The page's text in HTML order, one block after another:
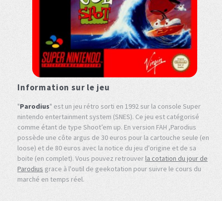
Information sur le jeu
"Parodius" est un jeu rétro sorti en 1992 sur la console Super
nintendo entertainment system (SNES). Ce jeu est catégorisé
comme étant de type Shoot’em up. En version FAH ,Parodius
possède une côte argus de 30 euros pour la cartouche seule (en
loose) et de 80 euros avec la notice du jeu d'origine et de sa
boite (en complet). Vous pouvez retrouverla cotation du jour de
Parodius grace à l'outil de geekotation pour suivre le cours du
marché en temps réel.